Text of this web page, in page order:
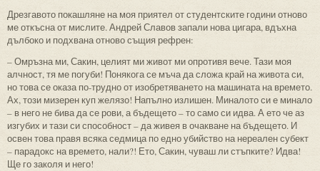
Дрезгавото покашляне на моя приятел от студентските години отново
ме откъсна от мислите. Андрей Славов запали нова цигара, вдъхна
дълбоко и подхвана отново същия рефрен:
– Омръзна ми, Сакин, целият ми живот ми опротивя вече. Тази моя
алчност, тя ме погуби! Понякога се мъча да сложа край на живота си,
но това се оказа по-трудно от изобретяването на машината на времето.
Ах, този мизерен куп желязо! Напълно излишен. Миналото си е минало
– в него не бива да се рови, а бъдещето – то само си идва. А ето че аз
изгубих и тази си способност – да живея в очакване на бъдещето. И
освен това правя всяка седмица по едно убийство на нереален субект
– парадокс на времето, нали?! Ето, Сакин, чуваш ли стъпките? Идва!
Ще го заколя и него!